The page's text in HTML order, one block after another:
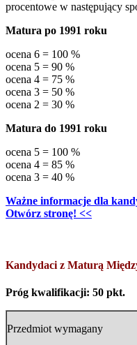
procentowe w następujący
Matura po 1991 roku
ocena 6 = 100 %
ocena 5 = 90 %
ocena 4 = 75 %
ocena 3 = 50 %
ocena 2 = 30 %
Matura do 1991 roku
ocena 5 = 100 %
ocena 4 = 85 %
ocena 3 = 40 %
Ważne informacje dla
Otwórz stronę! <<
Kandydaci z Maturą
Próg kwalifikacji: 50 pkt.
Przedmiot wymagany